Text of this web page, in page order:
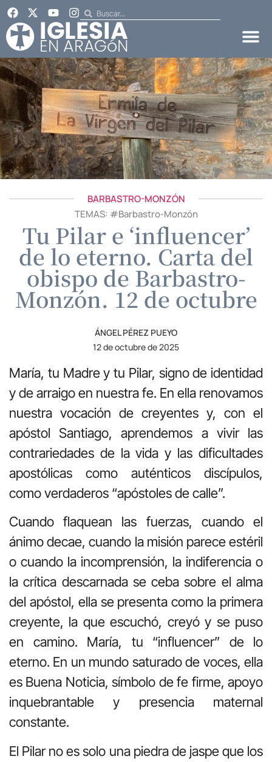
BARBASTRO-MONZÓN
TEMAS: #Barbastro-Monzón
Tu Pilar e ‘influencer’
de lo eterno. Carta del
obispo de Barbastro-
Monzón. 12 de octubre
ÁNGEL PÉREZ PUEYO
12 de octubre de 2025
María, tu Madre y tu Pilar, signo de identidad
y de arraigo en nuestra fe. En ella renovamos
nuestra vocación de creyentes y, con el
apóstol Santiago, aprendemos a vivir las
contrariedades de la vida y las dificultades
apostólicas como auténticos discípulos,
como verdaderos “apóstoles de calle”.
Cuando flaquean las fuerzas, cuando el
ánimo decae, cuando la misión parece estéril
o cuando la incomprensión, la indiferencia o
la crítica descarnada se ceba sobre el alma
del apóstol, ella se presenta como la primera
creyente, la que escuchó, creyó y se puso
en camino. María, tu “influencer” de lo
eterno. En un mundo saturado de voces, ella
es Buena Noticia, símbolo de fe firme, apoyo
inquebrantable y presencia maternal
constante.
El Pilar no es solo una piedra de jaspe que los